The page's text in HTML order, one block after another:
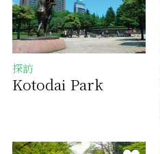
探訪
Kotodai Park